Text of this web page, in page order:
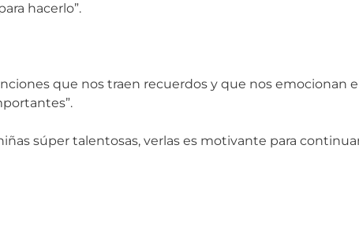
hacerlo”.
que nos traen recuerdos y que nos emocionan
súper talentosas, verlas es motivante para